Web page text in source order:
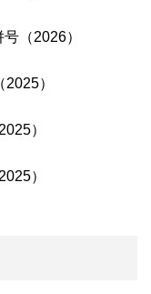
（2026）
）
）
）